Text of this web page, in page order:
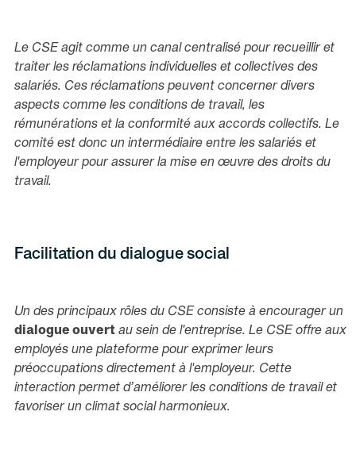
Le CSE agit comme un canal centralisé pour recueillir et
traiter les réclamations individuelles et collectives des
salariés. Ces réclamations peuvent concerner divers
aspects comme les conditions de travail, les
rémunérations et la conformité aux accords collectifs. Le
comité est donc un intermédiaire entre les salariés et
l'employeur pour assurer la mise en œuvre des droits du
travail.
Facilitation du dialogue social
Un des principaux rôles du CSE consiste à encourager un
dialogue ouvert au sein de l'entreprise. Le CSE offre aux
employés une plateforme pour exprimer leurs
préoccupations directement à l'employeur. Cette
interaction permet d’améliorer les conditions de travail et
favoriser un climat social harmonieux.